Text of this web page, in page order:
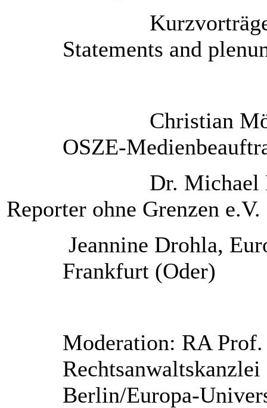
Kurzvorträge und
Statements and
Christian Möller,
OSZE-
Dr. Michael
Reporter ohne Grenzen
Jeannine Drohla,
Frankfurt (Oder)
Moderation: RA
Berlin/Europa-